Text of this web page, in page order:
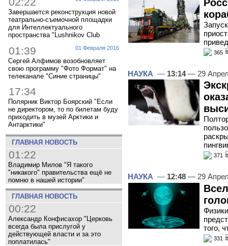
Завершается реконструкция новой
театрально-съемочной площадки
для Интеллектуального
пространства "Lushnikov Club
01 Февраля 2016
01:39
Сергей Алфимов возобновляет
свою программу "Фото Формат" на
телеканале "Синие страницы"
17:34
Полярник Виктор Боярский "Если
не директором, то по билетам буду
приходить в музей Арктики и
Антарктики"
ГЛАВНАЯ НОВОСТЬ
01:22
Владимир Милов "Я такого
"никакого" правительства ещё не
помню в нашей истории"
ГЛАВНАЯ НОВОСТЬ
00:22
Александр Конфисахор "Церковь
всегда была прислугой у
действующей власти и за это
поплатилась"
365
НАУКА — 13:14— 29
371
НАУКА — 12:48 — 29
того,
331